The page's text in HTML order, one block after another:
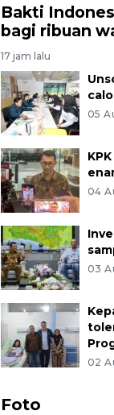
Bakti
bagi ribuan
17 jam lalu
05
04
03
02
Foto